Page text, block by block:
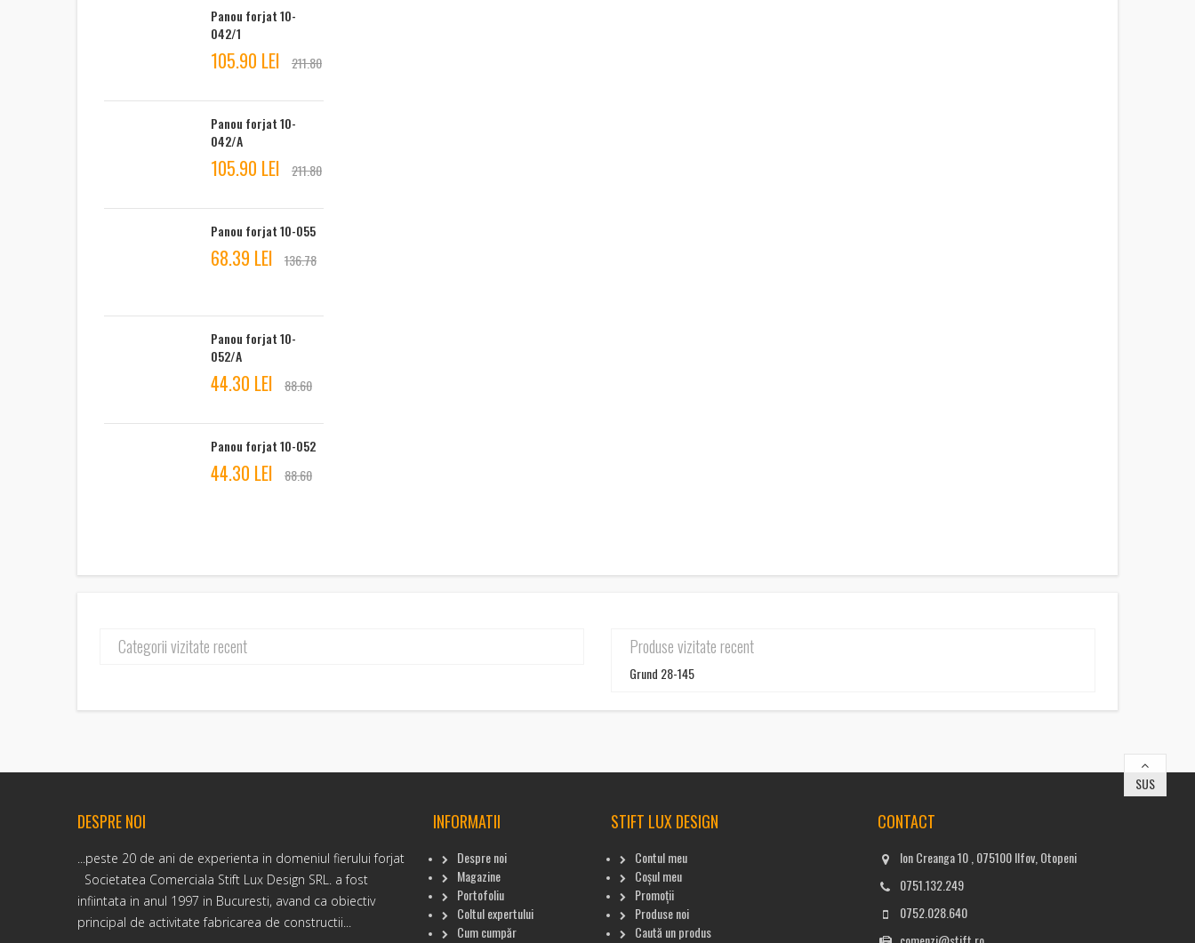
Panou forjat 10-
042/1
105.90 LEI 211.80
Panou forjat 10-
042/A
105.90 LEI 211.80
Panou forjat 10-055
68.39 LEI 136.78
Panou forjat 10-
052/A
44.30 LEI 88.60
Panou forjat 10-052
44.30 LEI 88.60
Categorii vizitate recent Produse vizitate recent
Grund 28-145
SUS
DESPRE NOI
...peste 20 de ani de experienta in domeniul fierului forjat
Societatea Comerciala Stift Lux Design SRL. a fost
infiintata in anul 1997 in Bucuresti, avand ca obiectiv
principal de activitate fabricarea de constructii...
INFORMATII
Despre noi
Magazine
Portofoliu
Coltul expertului
Cum cumpăr
STIFT LUX DESIGN
Contul meu
Coșul meu
Promoții
Produse noi
Caută un produs
CONTACT
Ion Creanga 10 , 075100 Ilfov, Otopeni
0751.132.249
0752.028.640